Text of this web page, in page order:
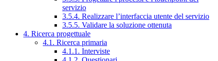
servizio
3.5.4. Realizzare l’interfaccia utente del servizio
3.5.5. Validare la soluzione ottenuta
4. Ricerca progettuale
4.1. Ricerca primaria
4.1.1. Interviste